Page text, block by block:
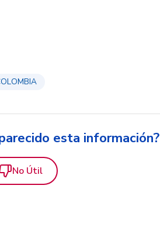
esta información?
No Útil